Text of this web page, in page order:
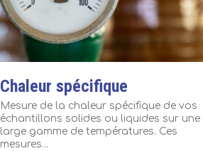
Chaleur spécifique
Mesure de la chaleur spécifique de vos
échantillons solides ou liquides sur une
large gamme de températures. Ces
mesures...